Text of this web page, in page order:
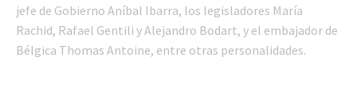
jefe de Gobierno Aníbal Ibarra, los legisladores María
Rachid, Rafael Gentili y Alejandro Bodart, y el embajador de
Bélgica Thomas Antoine, entre otras personalidades.